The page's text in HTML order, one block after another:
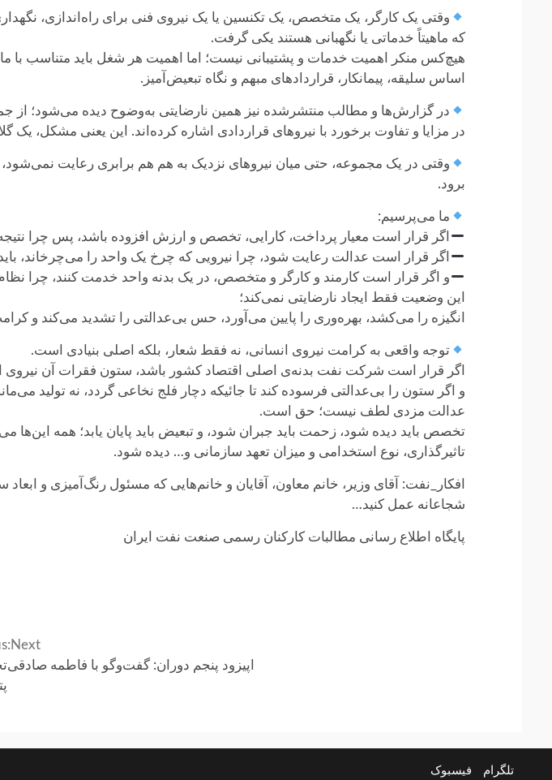
وقتی یک کارگر، یک متخصص، یک تکنسین یا یک نیروی فنی برای راه‌اندازی،
که ماهیتاً خدماتی یا نگهبانی هستند یکی گرفت.
هیچ‌کس منکر اهمیت خدمات و پشتیبانی نیست؛ اما اهمیت هر شغل باید متناسب
اساس سلیقه، پیمانکار، قراردادهای مبهم و نگاه تبعیض‌آمیز.
در گزارش‌ها و مطالب منتشرشده نیز همین نارضایتی به‌وضوح دیده می‌شود؛ از
در مزایا و تفاوت برخورد با نیروهای قراردادی اشاره کرده‌اند. این یعنی مشکل،
وقتی در یک مجموعه، حتی میان نیروهای نزدیک به هم هم برابری رعایت
برود.
ما می‌پرسیم:
اگر قرار است معیار پرداخت، کارایی، تخصص و ارزش افزوده باشد، پس چرا
اگر قرار است عدالت رعایت شود، چرا نیرویی که چرخ یک واحد را می‌چرخاند،
و اگر قرار است کارمند و کارگر و متخصص، در یک بدنه واحد خدمت کنند، چرا
این وضعیت فقط ایجاد نارضایتی نمی‌کند؛
انگیزه را می‌کشد، بهره‌وری را پایین می‌آورد، حس بی‌عدالتی را تشدید می‌کند و
توجه واقعی به کرامت نیروی انسانی، نه فقط شعار، بلکه اصلی بنیادی است.
اگر قرار است شرکت نفت بدنه‌ی اصلی اقتصاد کشور باشد، ستون فقرات آن
و اگر ستون را بی‌عدالتی فرسوده کند تا جائیکه دچار فلج نخاعی گردد، نه تولید
عدالت مزدی لطف نیست؛ حق است.
تخصص باید دیده شود، زحمت باید جبران شود، و تبعیض باید پایان یابد؛ همه
تاثیرگذاری، نوع استخدامی و میزان تعهد سازمانی و… دیده شود.
افکار_نفت: آقای وزیر، خانم معاون، آقایان و خانم‌هایی که مسئول رنگ‌آمیزی و
شجاعانه عمل کنید…
پایگاه اطلاع رسانی مطالبات کارکنان رسمی صنعت نفت ایران
Next:
اپیزود پنجم دوران: گفت‌وگو با فاطمه صادقی
تلگرام فیسبوک